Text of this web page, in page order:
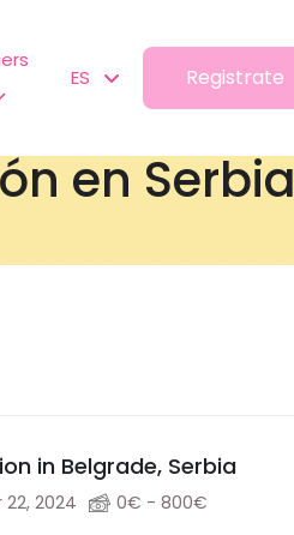
ES Registrate
en Serbia
in Belgrade, Serbia
22, 2024 0€ - 800€